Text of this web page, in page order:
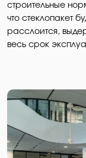
строительные
что стеклопакет
расслоится,
весь срок